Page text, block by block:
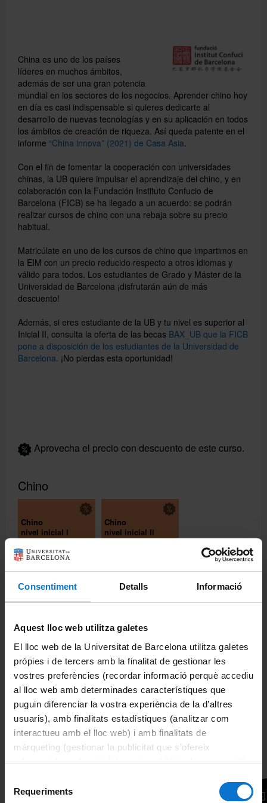
Consentiment Detalls Informació
Aquest lloc web utilitza galetes
El lloc web de la Universitat de Barcelona utilitza galetes
pròpies i de tercers amb la finalitat de gestionar les
vostres preferències (recordar informació perquè accediu
al lloc web amb determinades característiques que
puguin diferenciar la vostra experiència de la d’altres
usuaris), amb finalitats estadístiques (analitzar com
interactueu amb el lloc web) i amb finalitats de
màrqueting (gestionar la publicitat que s’ofereix
adequant-la en funció dels vostres hàbits de navegació).
consultar laPolítica de galetes del lloc web de la
Requeriments
China es uno de los países
líderes en muchos ámbitos,
además de ser una gran potencia
mundial en los sectores de los negocios. Aprender chino hoy
en día es casi indispensable si quieres dedicarte al
desarrollo de nuevas tecnologías y en su aplicación en todos
los ámbitos de creación de riqueza. Así queda patente en el
informe “China innova” (2021) de Casa Asia.
Con el fin de fomentar la cooperación con universidades
chinas, la UB quiere impulsar el aprendizaje del chino, y en
colaboración con la Fundación Instituto Confucio de
Barcelona (FICB) se ha llegado a un acuerdo: se podrán
realizar cursos de chino con una rebaja sobre su precio
habitual.
Matricúlate en uno de los cursos de chino que impartimos en
la EIM con un precio reducido respecto a otros idiomas y
válido para todos. Los estudiantes de Grado y Máster de la
Universidad de Barcelona ¡disfrutarán aún de más
descuento!
Además, si eres estudiante de la UB y tu nivel es superior al
Inicial II, consulta la oferta de las becas BAX_UB que la FICB
pone a disposición de los estudiantes de la Universidad de
Barcelona. ¡No pierdas esta oportunidad!
Aprovecha el precio con descuento de este curso.
Chino
Chino
nivel inicial I
60h.
Desde: 181,00€
Chino
nivel inicial II
Desde: 181,00€
¿No has encontrado el idioma y/o el tipo de curso que
haremos todo lo posible para ofrecértelo.
¿Porqué en la EIM?
Certificación
"Yo quería aprender, pero también quería un
papel que certificara mi nivel!"- Eric
La EIM certifica vuestro nivel de idiomas, un certificado
reconocido por la Generalitat de Catalunya y otras
instituciones.
Localización